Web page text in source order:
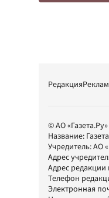
Редакция
© АО
Название:
Учредитель:АО
Адрес
Адрес редакции
Телефон
Электронная